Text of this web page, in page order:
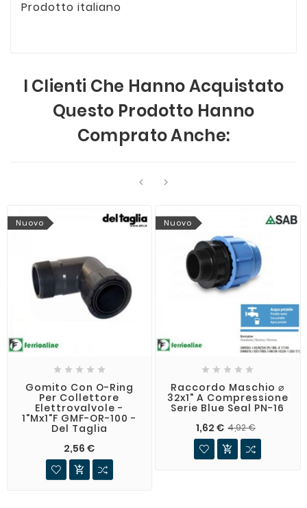
Prodotto italiano
I Clienti Che Hanno Acquistato
Questo Prodotto Hanno
Comprato Anche:
 
Nuovo
    
Gomito Con O-Ring
Per Collettore
Elettrovalvole -
1"Mx1"F GMF-OR-100 -
Del Taglia
2,56 €

Nuovo
    
Raccordo Maschio ⌀
32x1" A Compressione
Serie Blue Seal PN-16
1,62 € 4,92 €
